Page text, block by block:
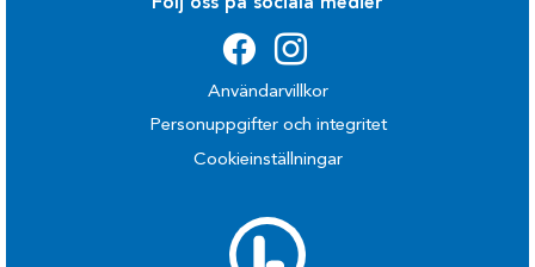
Följ oss på sociala medier
Användarvillkor
Personuppgifter och integritet
Cookieinställningar